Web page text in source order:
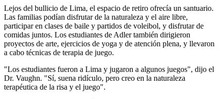
Lejos del bullicio de Lima, el espacio de retiro ofrecía un santuario.
Las familias podían disfrutar de la naturaleza y el aire libre,
participar en clases de baile y partidos de voleibol, y disfrutar de
comidas juntos. Los estudiantes de Adler también dirigieron
proyectos de arte, ejercicios de yoga y de atención plena, y llevaron
a cabo técnicas de terapia de juego.
"Los estudiantes fueron a Lima y jugaron a algunos juegos", dijo el
Dr. Vaughn. "Sí, suena ridículo, pero creo en la naturaleza
terapéutica de la risa y el juego".